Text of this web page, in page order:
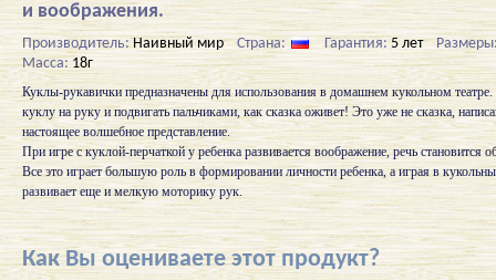
и воображения.
Производитель:Наивный мир Страна: Гарантия:5 лет
Масса:18г
Куклы-рукавички предназначены для использования в домашнем кукольном театре.
куклу на руку и подвигать пальчиками, как сказка оживет! Это уже не сказка,
настоящее волшебное представление.
При игре с куклой-перчаткой у ребенка развивается воображение, речь становится
Все это играет большую роль в формировании личности ребенка, а играя в
развивает еще и мелкую моторику рук.
Как Вы оцениваете этот продукт?